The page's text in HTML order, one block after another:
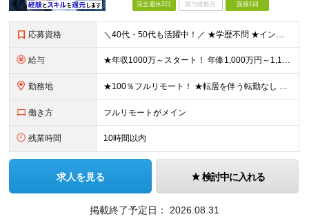
完全週休2日 賞与複数月 面接1回
応募資格 ＼40代・50代も活躍中！／ ★学歴不問 ★インフラエンジニアの経験を5年以上お持ちの方 ≪こんな方にピッタリです！≫ ◎自身の市場価値を正当に評価してほしい ◎今より年収をアップさせたい ◎多彩な
給与 ★年収1000万～スタート！ 年俸1,000万円～1,162万8,000円（12分割） ※経験・スキルを考慮の上決定します ※上記金額には固定残業代（月30h分・158,400円～184,000円
勤務地 ★100％フルリモート！ ★転居を伴う転勤なし 本社またはプロジェクト先にて勤務いただきます！ ※プロジェクト先は一都三県及び23区内がメイン 【本社】 東京都新宿区神楽坂1-2 研究社英語センタ
働き方 フルリモートがメイン
残業時間 10時間以内
求人を見る 検討中に入れる
掲載終了予定日： 2026.08.31